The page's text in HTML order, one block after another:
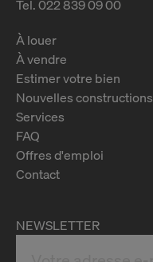
Tel. 022 839 09 00
À louer
À vendre
Estimer votre bien
Nouvelles constructions
Services
FAQ
Offres d'emploi
Contact
NEWSLETTER